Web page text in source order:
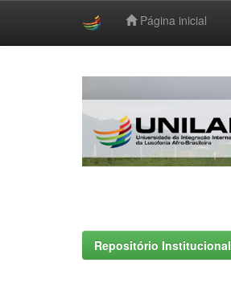
Página inicial
Repositório Institucional